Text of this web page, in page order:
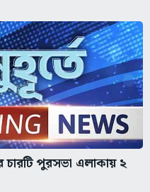
পুরসভা এলাকায় ২